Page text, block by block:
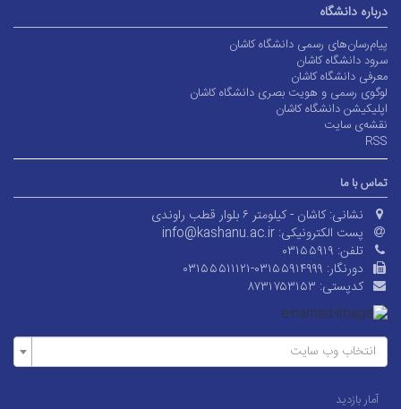
درباره دانشگاه
پیام‌رسان‌های رسمی دانشگاه کاشان
سرود دانشگاه کاشان
معرفی دانشگاه کاشان
لوگوی رسمی و هویت بصری دانشگاه کاشان
اپلیکیشن دانشگاه کاشان
نقشه‌ی سایت
RSS
تماس با ما
نشانی: کاشان - کیلومتر ۶ بلوار قطب راوندی
پست الکترونیکی: info@kashanu.ac.ir
تلفن: ۰۳۱۵۵۹۱۹
دورنگار: ۰۳۱۵۵۵۱۱۱۲۱-۰۳۱۵۵۹۱۴۹۹۹
کدپستی: ۸۷۳۱۷۵۳۱۵۳
انتخاب وب سایت
آمار بازدید